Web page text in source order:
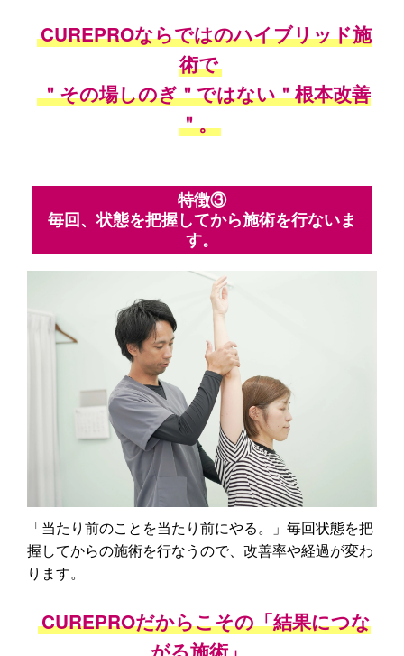
CUREPROならではのハイブリッド施
術で
＂その場しのぎ＂ではない＂根本改善
＂。
特徴③
毎回、状態を把握してから施術を行ないま
す。
「当たり前のことを当たり前にやる。」毎回状態を把
握してからの施術を行なうので、改善率や経過が変わ
ります。
CUREPROだからこその「結果につな